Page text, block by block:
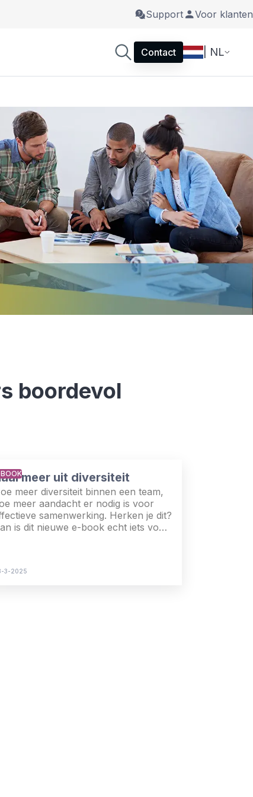
Support Voor klanten
Contact | NL
boordevol
meer uit diversiteit
meer diversiteit binnen een team,
meer aandacht er nodig is voor
samenwerking. Herken je dit?
is dit nieuwe e-book echt iets voor
3-2025